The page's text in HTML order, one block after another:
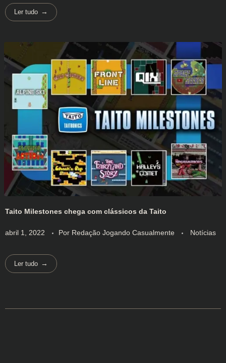
Ler tudo
Taito Milestones chega com clássicos da Taito
abril 1, 2022 Por Redação Jogando Casualmente Notícias
Ler tudo